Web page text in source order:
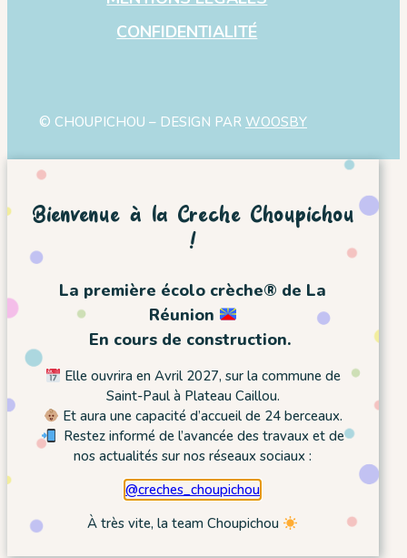
CONFIDENTIALITÉ
© CHOUPICHOU – DESIGN PAR WOOSBY
Bienvenue à la Crèche Choupichou
!
La première écolo crèche® de La
Réunion
En cours de construction.
Elle ouvrira en Avril 2027, sur la commune de
Saint-Paul à Plateau Caillou.
Et aura une capacité d’accueil de 24 berceaux.
Restez informé de l’avancée des travaux et de
nos actualités sur nos réseaux sociaux :
@creches_choupichou
À très vite, la team Choupichou